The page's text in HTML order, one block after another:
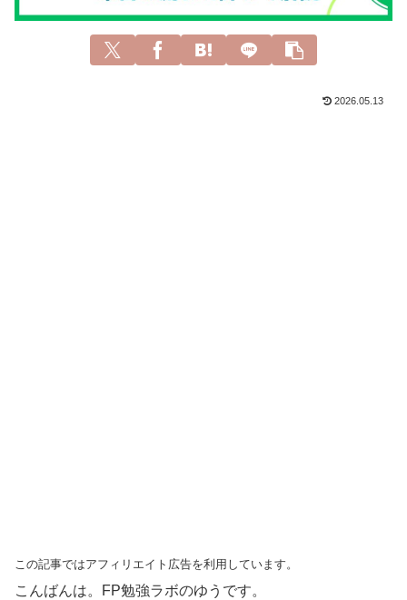
2026.05.13
この記事ではアフィリエイト広告を利用しています。
こんばんは。FP勉強ラボのゆうです。